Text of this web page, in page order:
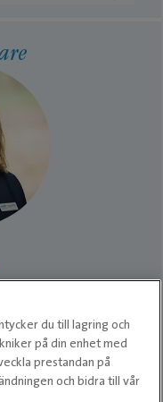
du till lagring och
på din enhet med
prestandan på
och bidra till vår